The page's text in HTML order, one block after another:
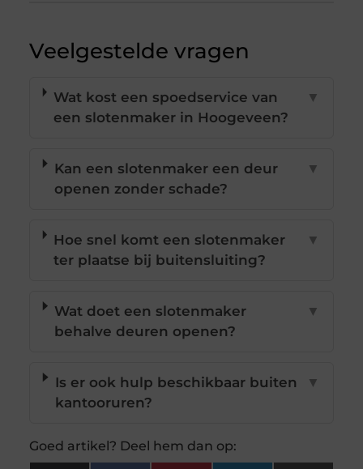
Veelgestelde vragen
Wat kost een spoedservice van
een slotenmaker in Hoogeveen?
▼
Kan een slotenmaker een deur
openen zonder schade?
▼
Hoe snel komt een slotenmaker
ter plaatse bij buitensluiting?
▼
Wat doet een slotenmaker
behalve deuren openen?
▼
Is er ook hulp beschikbaar buiten
kantooruren?
▼
Goed artikel? Deel hem dan op: